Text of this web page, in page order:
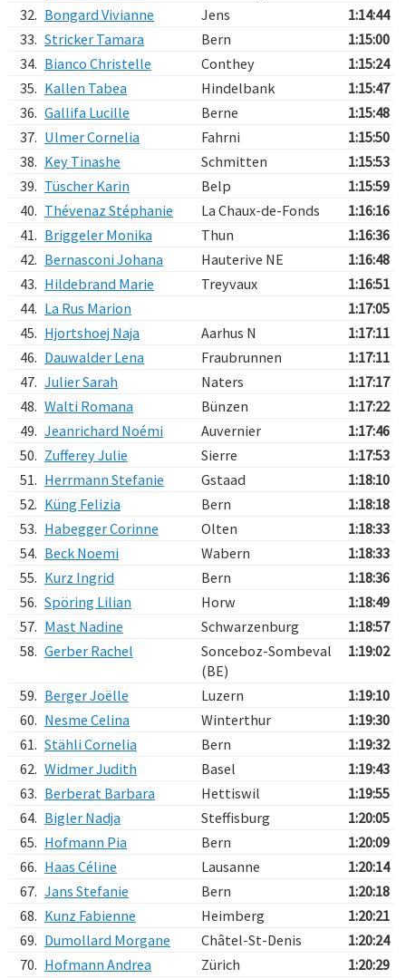
32. Bongard Vivianne Jens
1:14:44
33. Stricker Tamara Bern
1:15:00
34. Bianco Christelle Conthey
1:15:24
35. Kallen Tabea Hindelbank
1:15:47
36. Gallifa Lucille Berne
1:15:48
37. Ulmer Cornelia Fahrni
1:15:50
38. Key Tinashe Schmitten
1:15:53
39. Tüscher Karin Belp
1:15:59
40. Thévenaz Stéphanie La Chaux-de-Fonds
1:16:16
41. Briggeler Monika Thun
1:16:36
42. Bernasconi Johana Hauterive NE
1:16:48
43. Hildebrand Marie Treyvaux
1:16:51
44. La Rus Marion
1:17:05
45. Hjortshoej Naja Aarhus N
1:17:11
46. Dauwalder Lena Fraubrunnen
1:17:11
47. Julier Sarah Naters
1:17:17
48. Walti Romana Bünzen
1:17:22
49. Jeanrichard Noémi Auvernier
1:17:46
50. Zufferey Julie Sierre
1:17:53
51. Herrmann Stefanie Gstaad
1:18:10
52. Küng Felizia Bern
1:18:18
53. Habegger Corinne Olten
1:18:33
54. Beck Noemi Wabern
1:18:33
55. Kurz Ingrid Bern
1:18:36
56. Spöring Lilian Horw
1:18:49
57. Mast Nadine Schwarzenburg
1:18:57
58. Gerber Rachel
Sonceboz-Sombeval
(BE)
1:19:02
59. Berger Joëlle Luzern
1:19:10
60. Nesme Celina Winterthur
1:19:30
61. Stähli Cornelia Bern
1:19:32
62. Widmer Judith Basel
1:19:43
63. Berberat Barbara Hettiswil
1:19:55
64. Bigler Nadja Steffisburg
1:20:05
65. Hofmann Pia Bern
1:20:09
66. Haas Céline Lausanne
1:20:14
67. Jans Stefanie Bern
1:20:18
68. Kunz Fabienne Heimberg
1:20:21
69. Dumollard Morgane Châtel-St-Denis
1:20:24
70. Hofmann Andrea Zürich
1:20:29